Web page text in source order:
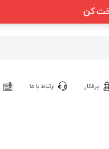
برقکار ارتباط با ما